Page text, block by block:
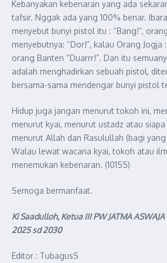
Kebanyakan kebenaran yang ada
tafsir. Nggak ada yang 100% benar.
menyebut bunyi pistol itu : “Bang!”,
menyebutnya: “Dor!”, kalau Orang Jogja
orang Banten “Duarrr!”. Dan itu
adalah menghadirkan sebuah pistol,
bersama-sama mendengar bunyi pistol
Hidup juga jangan menurut tokoh ini,
menurut kyai, menurut ustadz atau
menurut Allah dan Rasulullah (bagi
Walau lewat wacana kyai, tokoh atau
menemukan kebenaran. (10155)
Semoga bermanfaat.
Ki Saadulloh, Ketua III PW JATMA
2025 sd 2030
Editor : TubagusS